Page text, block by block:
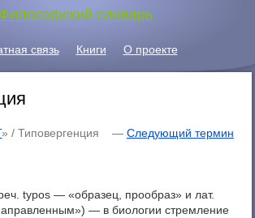
Философский словарь
связь Книги О проекте
» /Типовергенция — Следующий термин
typos — «образец, прообраз» и лат.
— в биологии стремление